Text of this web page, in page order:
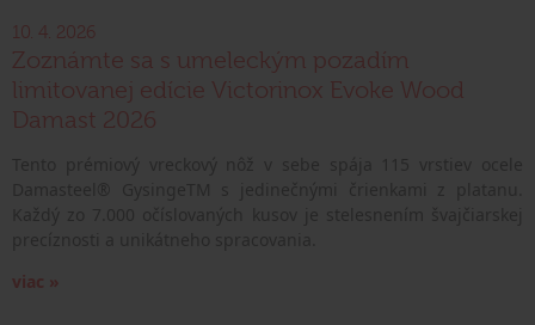
10. 4. 2026
Zoznámte sa s umeleckým pozadím
limitovanej edície Victorinox Evoke Wood
Damast 2026
viac »